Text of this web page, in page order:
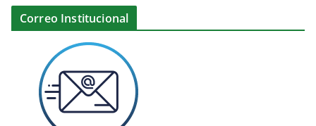
Correo Institucional